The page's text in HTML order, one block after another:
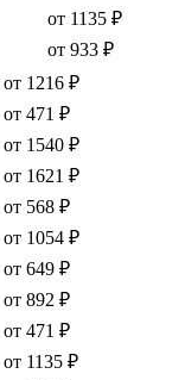
от 1135 ₽
от 933 ₽
от 1216 ₽
от 471 ₽
от 1540 ₽
от 1621 ₽
от 568 ₽
от 1054 ₽
от 649 ₽
от 892 ₽
от 471 ₽
от 1135 ₽